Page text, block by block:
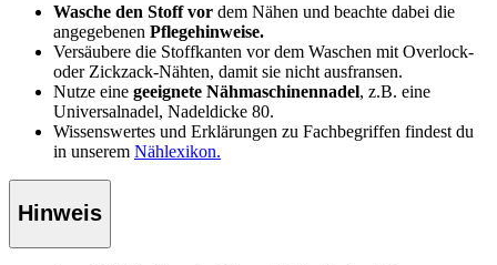
Wasche den Stoff vor dem Nähen und beachte dabei die
angegebenen Pflegehinweise.
Versäubere die Stoffkanten vor dem Waschen mit Overlock-
oder Zickzack-Nähten, damit sie nicht ausfransen.
Nutze eine geeignete Nähmaschinennadel, z.B. eine
Universalnadel, Nadeldicke 80.
Wissenswertes und Erklärungen zu Fachbegriffen findest du
in unserem Nählexikon.
Hinweis